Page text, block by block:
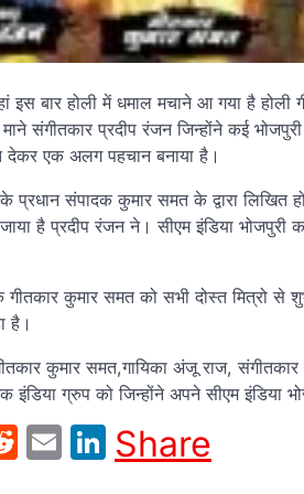
बार होली में धमाल मचाने आ गया है होली
संगीतकार प्रदीप रंजन जिन्होंने कई
देकर एक अलग पहचान बनाया है।
संपादक कुमार समत के द्वारा लिखित
है प्रदीप रंजन ने। सीएम इंडिया
गीतकार कुमार समत को सभी दोस्त मित्रो
है।
कुमार समत,गायिका अंजू राज,
इंडिया ग्रुप को जिन्होंने अपने सीएम इंडिया
Reddit
EmailLinkedIn
Share